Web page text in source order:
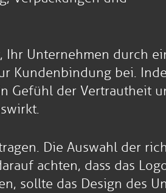
Ihr Unternehmen durch
Kundenbindung bei.
Gefühl der Vertrautheit
Die Auswahl der
achten, dass das
sollte das Design des